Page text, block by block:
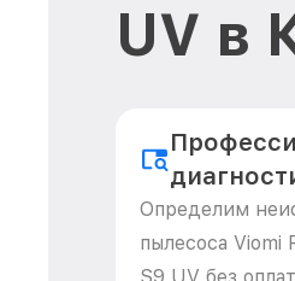
UV в
Определим
пылесоса Viomi